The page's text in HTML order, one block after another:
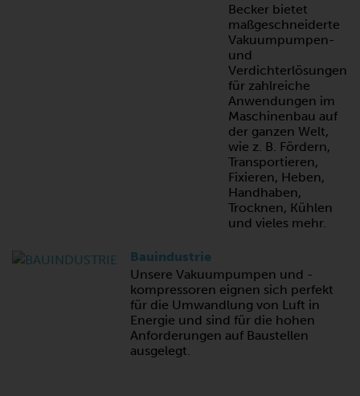
Becker bietet
maßgeschneiderte
Vakuumpumpen-
und
Verdichterlösungen
für zahlreiche
Anwendungen im
Maschinenbau auf
der ganzen Welt,
wie z. B. Fördern,
Transportieren,
Fixieren, Heben,
Handhaben,
Trocknen, Kühlen
und vieles mehr.
Bauindustrie
Unsere Vakuumpumpen und -
kompressoren eignen sich perfekt
für die Umwandlung von Luft in
Energie und sind für die hohen
Anforderungen auf Baustellen
ausgelegt.